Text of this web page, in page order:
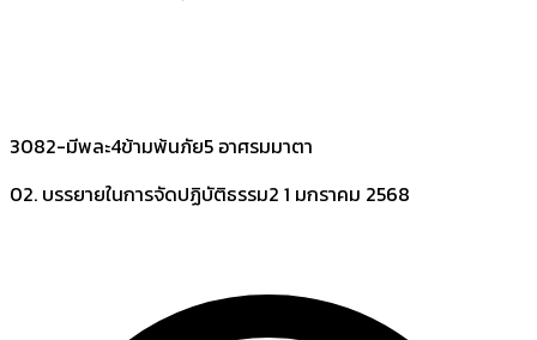
3082-มีพละ4ข้ามพ้นภัย5 อาศรมมาตา
02. บรรยายในการจัดปฏิบัติธรรม2 1 มกราคม 2568